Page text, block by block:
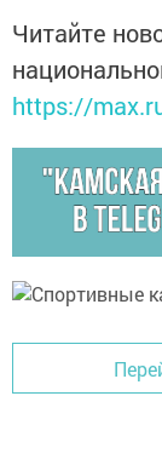
Читайте
https://